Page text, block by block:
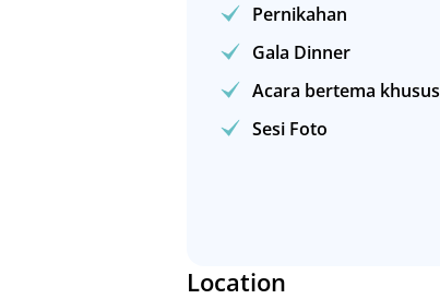
Pernikahan
Gala Dinner
Acara bertema khusus
Sesi Foto
Location